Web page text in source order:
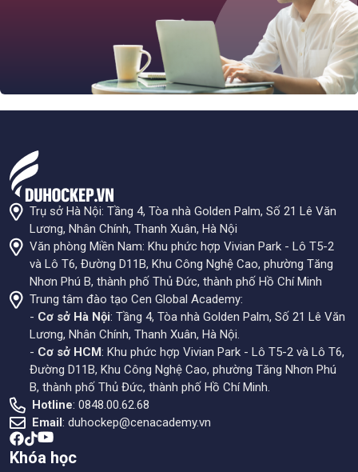
Trụ sở Hà Nội: Tầng 4, Tòa nhà Golden Palm, Số 21 Lê Văn
Lương, Nhân Chính, Thanh Xuân, Hà Nội
Văn phòng Miền Nam: Khu phức hợp Vivian Park - Lô T5-2
và Lô T6, Đường D11B, Khu Công Nghệ Cao, phường Tăng
Nhơn Phú B, thành phố Thủ Đức, thành phố Hồ Chí Minh
Trung tâm đào tạo Cen Global Academy:
- Cơ sở Hà Nội: Tầng 4, Tòa nhà Golden Palm, Số 21 Lê Văn
Lương, Nhân Chính, Thanh Xuân, Hà Nội.
- Cơ sở HCM: Khu phức hợp Vivian Park - Lô T5-2 và Lô T6,
Đường D11B, Khu Công Nghệ Cao, phường Tăng Nhơn Phú
B, thành phố Thủ Đức, thành phố Hồ Chí Minh.
Hotline: 0848.00.62.68
Email: duhockep@cenacademy.vn
Khóa học